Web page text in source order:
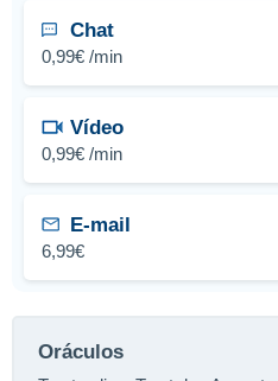
Chat
0,99€ /min
Vídeo
0,99€ /min
E-mail
6,99€
Oráculos